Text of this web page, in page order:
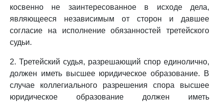
косвенно не заинтересованное в исходе дела,
являющееся независимым от сторон и давшее
согласие на исполнение обязанностей третейского
судьи.
2. Третейский судья, разрешающий спор единолично,
должен иметь высшее юридическое образование. В
случае коллегиального разрешения спора высшее
юридическое образование должен иметь